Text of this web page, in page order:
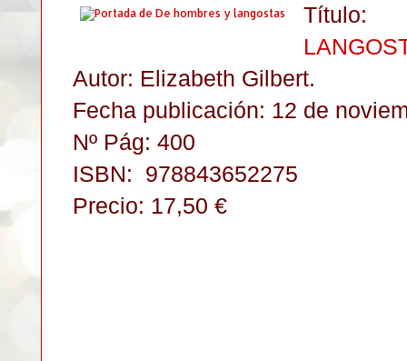
Autor: Elizabeth Gilbert.
Fecha publicación: 12 de
Nº Pág: 400
ISBN: 978843652275
Precio: 17,50 €